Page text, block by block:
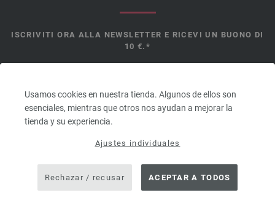
Usamos cookies en nuestra tienda. Algunos de ellos son
esenciales, mientras que otros nos ayudan a mejorar la
tienda y su experiencia.
Ajustes individuales
Rechazar / recusar ACEPTAR A TODOS
ISCRIVITI ORA ALLA NEWSLETTER E RICEVI UN BUONO DI
10 €.*
Cupón
primera vez. Solo se puede canjear un vale por cliente y
pedido.